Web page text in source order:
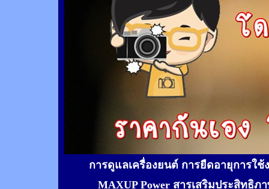
การดูแลเครื่องยนต์ การยืดอายุการใ
MAXUP Power สารเสริมประสิทธิ